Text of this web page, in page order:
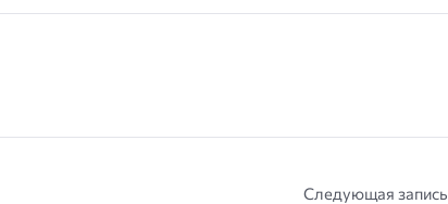
Следующая запись